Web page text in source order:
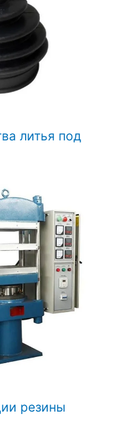
литья под
резины